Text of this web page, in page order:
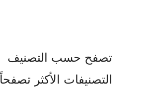
تصفح حسب التصنيف
التصنيفات الأكثر تصفحاً